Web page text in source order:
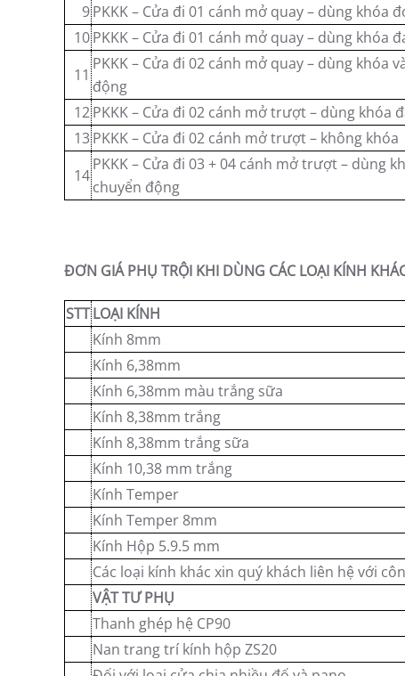
9PKKK – Cửa đi 01 cánh mở quay – dùng khóa
10PKKK – Cửa đi 01 cánh mở quay – dùng khóa
11
PKKK – Cửa đi 02 cánh mở quay – dùng khóa
động
12PKKK – Cửa đi 02 cánh mở trượt – dùng khóa
13PKKK – Cửa đi 02 cánh mở trượt – không khóa
14
PKKK – Cửa đi 03 + 04 cánh mở trượt – dùng
chuyển động
ĐƠN GIÁ PHỤ TRỘI KHI DÙNG CÁC LOẠI KÍNH
STTLOẠI KÍNH
Kính 8mm
Kính 6,38mm
Kính 6,38mm màu trắng sữa
Kính 8,38mm trắng
Kính 8,38mm trắng sữa
Kính 10,38 mm trắng
Kính Temper
Kính Temper 8mm
Kính Hộp 5.9.5 mm
Các loại kính khác xin quý khách liên hệ với
VẬT TƯ PHỤ
Thanh ghép hệ CP90
Nan trang trí kính hộp ZS20